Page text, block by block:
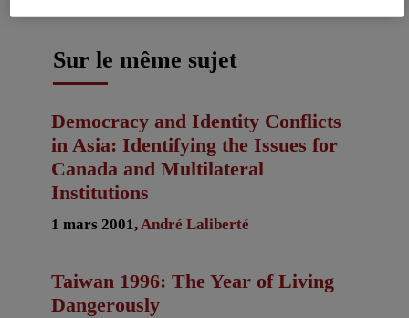
Sur le même sujet
Democracy and Identity Conflicts
in Asia: Identifying the Issues for
Canada and Multilateral
Institutions
1 mars 2001, André Laliberté
Taiwan 1996: The Year of Living
Dangerously